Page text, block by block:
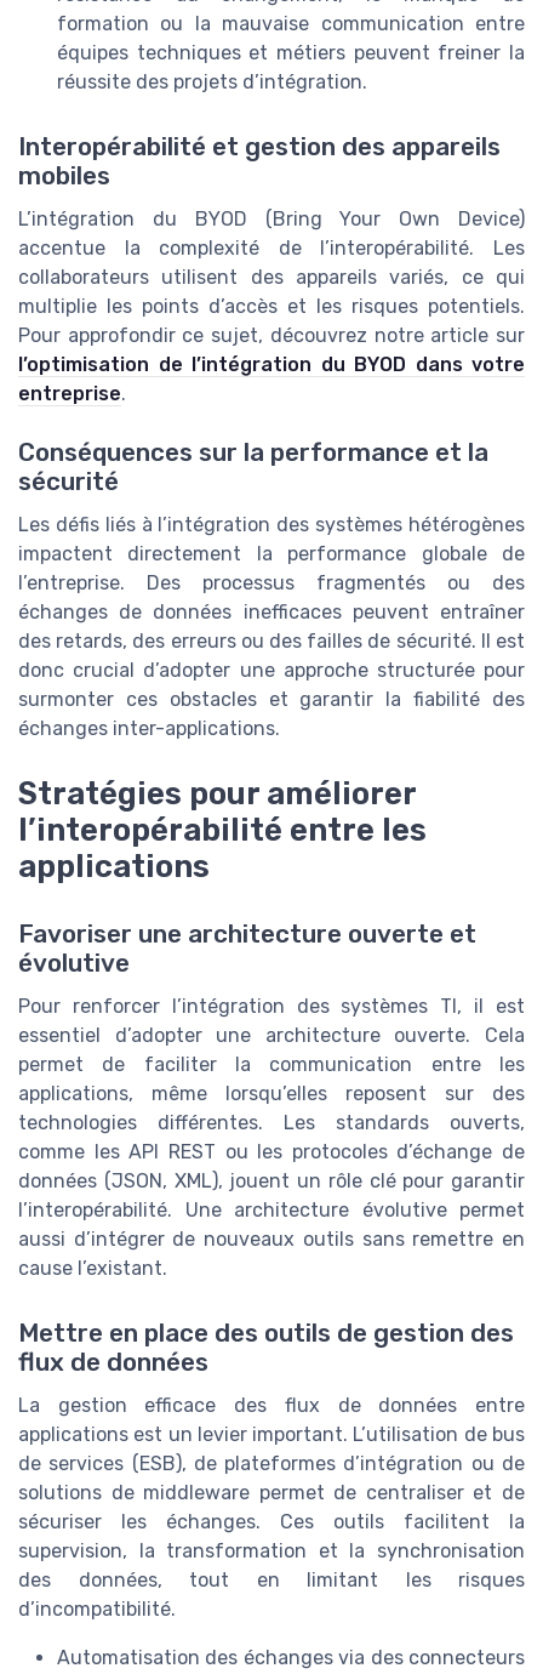
formation ou la mauvaise communication entre
équipes techniques et métiers peuvent freiner la
réussite des projets d’intégration.
Interopérabilité et gestion des appareils
mobiles
L’intégration du BYOD (Bring Your Own Device)
accentue la complexité de l’interopérabilité. Les
collaborateurs utilisent des appareils variés, ce qui
multiplie les points d’accès et les risques potentiels.
Pour approfondir ce sujet, découvrez notre article sur
l’optimisation de l’intégration du BYOD dans votre
entreprise.
Conséquences sur la performance et la
sécurité
Les défis liés à l’intégration des systèmes hétérogènes
impactent directement la performance globale de
l’entreprise. Des processus fragmentés ou des
échanges de données inefficaces peuvent entraîner
des retards, des erreurs ou des failles de sécurité. Il est
donc crucial d’adopter une approche structurée pour
surmonter ces obstacles et garantir la fiabilité des
échanges inter-applications.
Stratégies pour améliorer
l’interopérabilité entre les
applications
Favoriser une architecture ouverte et
évolutive
Pour renforcer l’intégration des systèmes TI, il est
essentiel d’adopter une architecture ouverte. Cela
permet de faciliter la communication entre les
applications, même lorsqu’elles reposent sur des
technologies différentes. Les standards ouverts,
comme les API REST ou les protocoles d’échange de
données (JSON, XML), jouent un rôle clé pour garantir
l’interopérabilité. Une architecture évolutive permet
aussi d’intégrer de nouveaux outils sans remettre en
cause l’existant.
Mettre en place des outils de gestion des
flux de données
La gestion efficace des flux de données entre
applications est un levier important. L’utilisation de bus
de services (ESB), de plateformes d’intégration ou de
solutions de middleware permet de centraliser et de
sécuriser les échanges. Ces outils facilitent la
supervision, la transformation et la synchronisation
des données, tout en limitant les risques
d’incompatibilité.
Automatisation des échanges via des connecteurs